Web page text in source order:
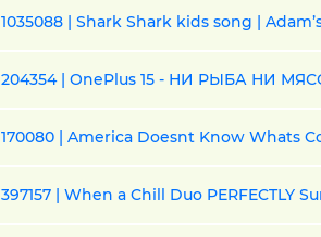
1035088 | Shark Shark kids song |
204354 | OnePlus 15 - НИ РЫБА НИ
170080 | America Doesnt Know Whats
397157 | When a Chill Duo PERFECTLY